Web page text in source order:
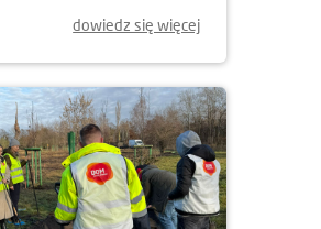
dowiedz się więcej